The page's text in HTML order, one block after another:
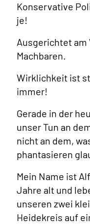
Konservative
je!
Ausgerichtet
Machbaren.
Wirklichkeit ist
immer!
Gerade in der
unser Tun an
nicht an dem,
phantasieren
Mein Name ist
Jahre alt und
unseren zwei
Heidekreis auf